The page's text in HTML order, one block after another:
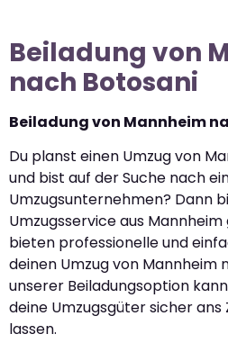
Beiladung von
nach Botosani
Beiladung von Mannheim
Du planst einen Umzug von
und bist auf der Suche nach
Umzugsunternehmen? Dann
Umzugsservice aus
bieten professionelle und
deinen Umzug von Mannheim
unserer Beiladungsoption
deine Umzugsgüter sicher
lassen.